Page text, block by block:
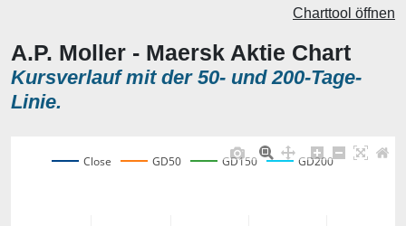
A.P. Moller - Maersk Aktie Chart
Kursverlauf mit der 50- und 200-Tage-
Linie.
Charttool öffnen
Close GD50 GD150 GD200